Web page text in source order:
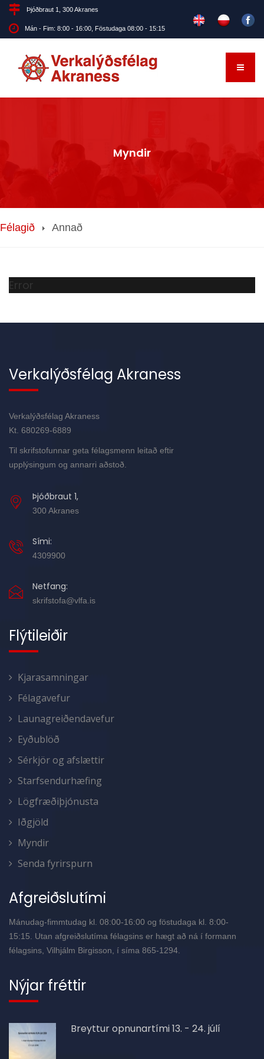
Þjóðbraut 1, 300 Akranes
Mán - Fim: 8:00 - 16:00, Föstudaga 08:00 - 15:15
Myndir
Félagið Annað
Error
Verkalýðsfélag Akraness
Verkalýðsfélag Akraness
Kt. 680269-6889
Til skrifstofunnar geta félagsmenn leitað eftir
upplýsingum og annarri aðstoð.
Þjóðbraut 1,
300 Akranes
Sími:
4309900
Netfang:
skrifstofa@vlfa.is
Flýtileiðir
Kjarasamningar
Félagavefur
Launagreiðendavefur
Eyðublöð
Sérkjör og afslættir
Starfsendurhæfing
Lögfræðiþjónusta
Iðgjöld
Myndir
Senda fyrirspurn
Afgreiðslutími
Mánudag-fimmtudag kl. 08:00-16:00 og föstudaga kl. 8:00-
15:15. Utan afgreiðslutíma félagsins er hægt að ná í formann
félagsins, Vilhjálm Birgisson, í síma 865-1294.
Nýjar fréttir
Breyttur opnunartími 13. - 24. júlí